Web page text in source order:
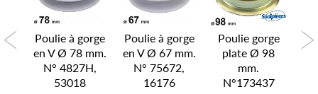
Poulie à gorge
en V Ø 78 mm.
N° 4827H,
53018
Poulie à gorge
en V Ø 67 mm.
N° 75672,
16176
Poulie gorge
plate Ø 98
mm.
N°173437